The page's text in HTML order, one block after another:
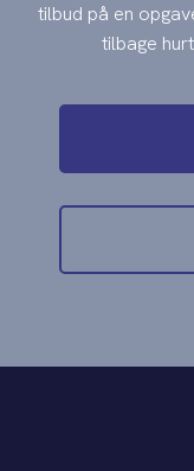
tilbud på en
tilbage